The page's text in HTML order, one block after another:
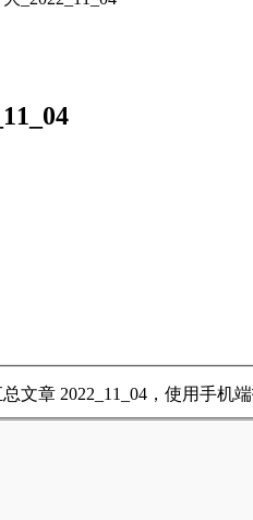
文章 2022_11_04，使用手机